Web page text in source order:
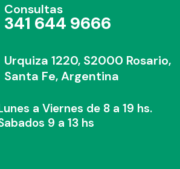
Consultas
341 644 9666
Urquiza 1220, S2000 Rosario,
Santa Fe, Argentina
a Viernes de 8 a 19 hs.
9 a 13 hs